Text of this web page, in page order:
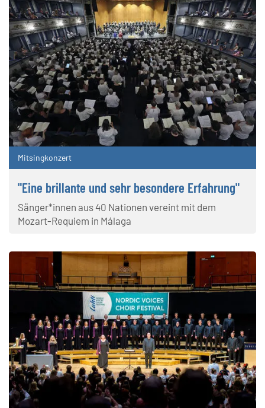
Mitsingkonzert
"Eine brillante und sehr besondere Erfahrung"
Sänger*innen aus 40 Nationen vereint mit dem
Mozart-Requiem in Málaga